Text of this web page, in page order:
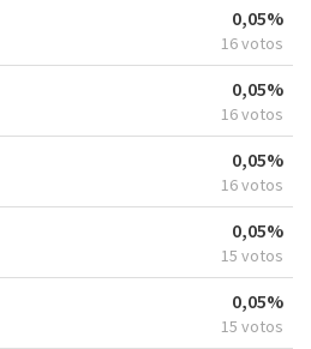
0,05%
16 votos
0,05%
16 votos
0,05%
16 votos
0,05%
15 votos
0,05%
15 votos